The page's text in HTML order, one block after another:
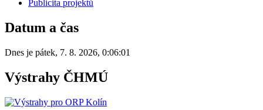
Publicita projektů
Datum a čas
Dnes je pátek, 7. 8. 2026, 0:06:01
Výstrahy ČHMÚ